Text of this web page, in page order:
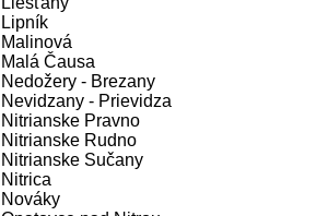
Lipník
Malinová
Malá Čausa
Nedožery - Brezany
Nevidzany - Prievidza
Nitrianske Pravno
Nitrianske Rudno
Nitrianske Sučany
Nitrica
Nováky